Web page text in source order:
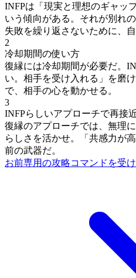
INFPは「現実と理想のギャッ
いう傾向がある。それが別れ
失敗を繰り返さないために、
2
冷却期間の使い方
復縁には冷却期間が必要だ。
い。相手を受け入れる」を磨
で、相手の心を動かせる。
3
INFPらしいアプローチで再接
復縁のアプローチでは、無理
らしさを活かせ。「共感力が
前の武器だ。
お前専用の攻略コマンドを受